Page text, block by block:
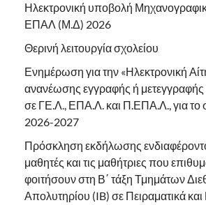
Ηλεκτρονική υποβολή
ΕΠΑΛ (Μ.Δ) 2026
Θερινή λειτουργία σχολείου
Ενημέρωση για την «Ηλεκτρονική
ανανέωσης εγγραφής ή
σε ΓΕ.Λ., ΕΠΑ.Λ. και Π.ΕΠΑ.Λ., για το
2026-2027
Πρόσκληση εκδήλωσης
μαθητές και τις μαθήτριες που
φοιτήσουν στη Β΄ τάξη Τμημάτων
Απολυτηρίου (IB) σε Πειραματικά